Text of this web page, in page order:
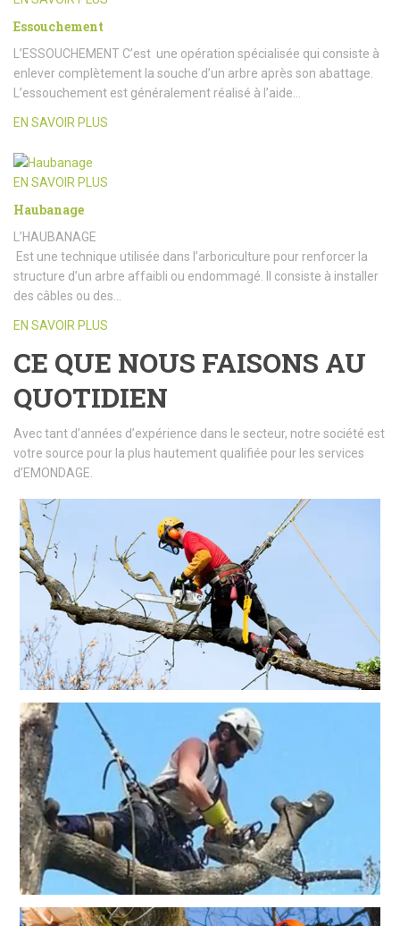
Essouchement
L’ESSOUCHEMENT C’est une opération spécialisée qui consiste à
enlever complètement la souche d’un arbre après son abattage.
L’essouchement est généralement réalisé à l’aide…
EN SAVOIR PLUS
EN SAVOIR PLUS
Haubanage
L’HAUBANAGE
Est une technique utilisée dans l’arboriculture pour renforcer la
structure d’un arbre affaibli ou endommagé. Il consiste à installer
des câbles ou des…
EN SAVOIR PLUS
CE QUE NOUS FAISONS AU
QUOTIDIEN
Avec tant d’années d’expérience dans le secteur, notre société est
votre source pour la plus hautement qualifiée pour les services
d’EMONDAGE.